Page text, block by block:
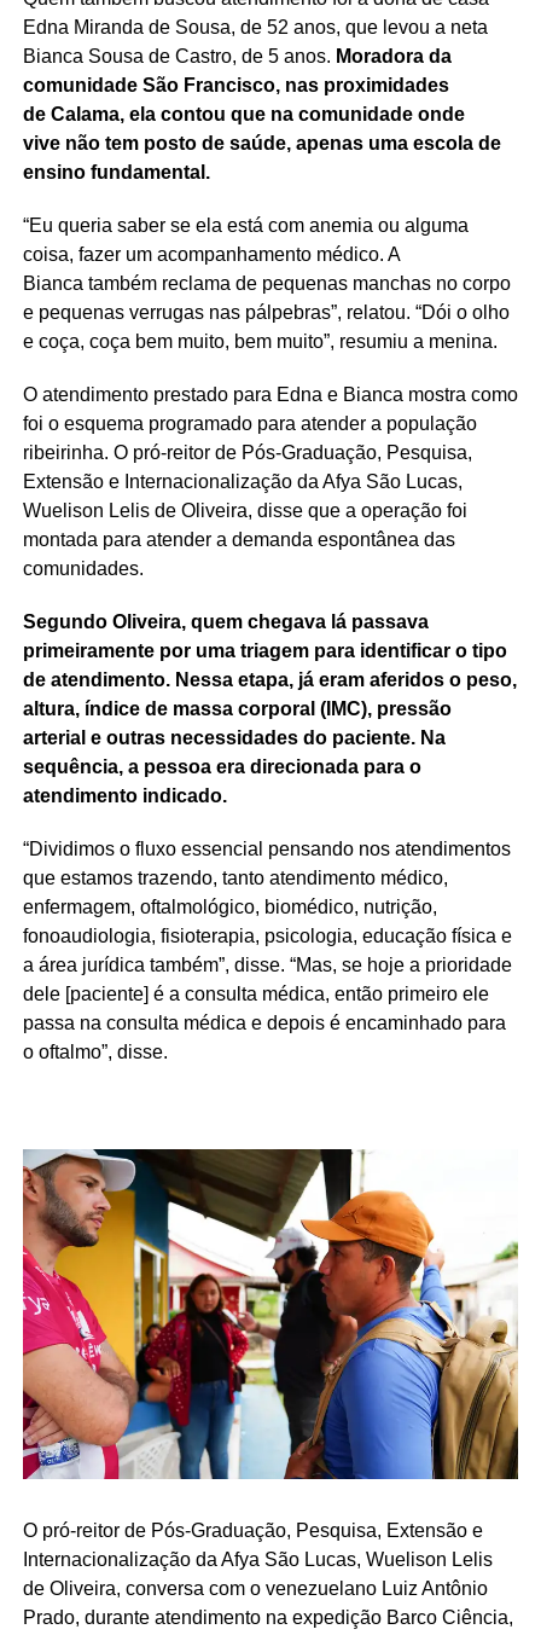
Edna Miranda de Sousa, de 52 anos, que levou a neta
Bianca Sousa de Castro, de 5 anos. Moradora da
comunidade São Francisco, nas proximidades
de Calama, ela contou que na comunidade onde
vive não tem posto de saúde, apenas uma escola de
ensino fundamental.
“Eu queria saber se ela está com anemia ou alguma
coisa, fazer um acompanhamento médico. A
Bianca também reclama de pequenas manchas no corpo
e pequenas verrugas nas pálpebras”, relatou. “Dói o olho
e coça, coça bem muito, bem muito”, resumiu a menina.
O atendimento prestado para Edna e Bianca mostra como
foi o esquema programado para atender a população
ribeirinha. O pró-reitor de Pós-Graduação, Pesquisa,
Extensão e Internacionalização da Afya São Lucas,
Wuelison Lelis de Oliveira, disse que a operação foi
montada para atender a demanda espontânea das
comunidades.
Segundo Oliveira, quem chegava lá passava
primeiramente por uma triagem para identificar o tipo
de atendimento. Nessa etapa, já eram aferidos o peso,
altura, índice de massa corporal (IMC), pressão
arterial e outras necessidades do paciente. Na
sequência, a pessoa era direcionada para o
atendimento indicado.
“Dividimos o fluxo essencial pensando nos atendimentos
que estamos trazendo, tanto atendimento médico,
enfermagem, oftalmológico, biomédico, nutrição,
fonoaudiologia, fisioterapia, psicologia, educação física e
a área jurídica também”, disse. “Mas, se hoje a prioridade
dele [paciente] é a consulta médica, então primeiro ele
passa na consulta médica e depois é encaminhado para
o oftalmo”, disse.
O pró-reitor de Pós-Graduação, Pesquisa, Extensão e
Internacionalização da Afya São Lucas, Wuelison Lelis
de Oliveira, conversa com o venezuelano Luiz Antônio
Prado, durante atendimento na expedição Barco Ciência,